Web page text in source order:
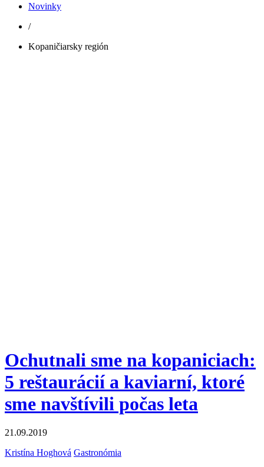
Novinky
/
Kopaničiarsky región
Ochutnali sme na kopaniciach:
5 reštaurácií a kaviarní, ktoré
sme navštívili počas leta
21.09.2019
Kristína Hoghová Gastronómia